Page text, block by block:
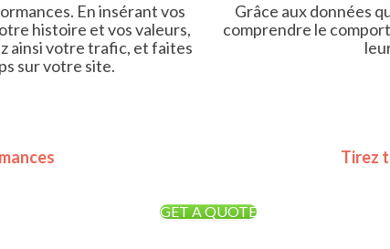
En insérant vos
histoire et vos valeurs,
ainsi votre trafic, et faites
sur votre site.
Grâce aux données
comprendre le
Tirez
GET A QUOTE